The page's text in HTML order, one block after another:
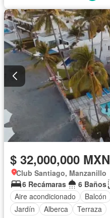
$ 32,000,000 MXN
Club Santiago, Manzanillo
6 Recámaras
6 Baños
Aire acondicionado
Balcón
Jardín
Alberca Terraza